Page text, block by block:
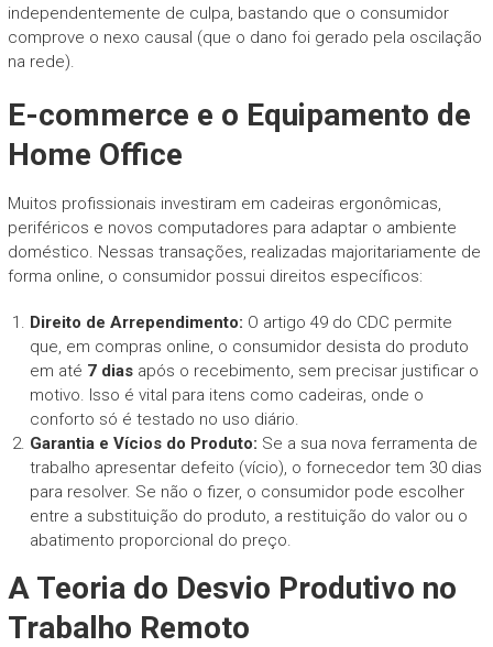
independentemente de culpa, bastando que o consumidor
comprove o nexo causal (que o dano foi gerado pela oscilação
na rede).
E-commerce e o Equipamento de
Home Office
Muitos profissionais investiram em cadeiras ergonômicas,
periféricos e novos computadores para adaptar o ambiente
doméstico. Nessas transações, realizadas majoritariamente de
forma online, o consumidor possui direitos específicos:
Direito de Arrependimento: O artigo 49 do CDC permite
que, em compras online, o consumidor desista do produto
em até 7 diasapós o recebimento, sem precisar justificar o
motivo. Isso é vital para itens como cadeiras, onde o
conforto só é testado no uso diário.
Garantia e Vícios do Produto: Se a sua nova ferramenta de
trabalho apresentar defeito (vício), o fornecedor tem 30 dias
para resolver. Se não o fizer, o consumidor pode escolher
entre a substituição do produto, a restituição do valor ou o
abatimento proporcional do preço.
A Teoria do Desvio Produtivo no
Trabalho Remoto